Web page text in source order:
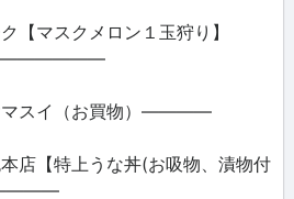
マスクメロン１玉狩り】
スイ（お買物）――――
店【特上うな丼(お吸物、漬物付